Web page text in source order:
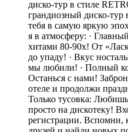
диско-тур в стиле
грандиозный диско-тур
тебя в самую яркую
я в атмосферу: ·
хитами 80-90х! От
до упаду! · Вкус
мы любили! · Полный
Останься с нами!
отеле и продолжи
Только тусовка:
просто на дискотеку!
регистрации. Вспомни,